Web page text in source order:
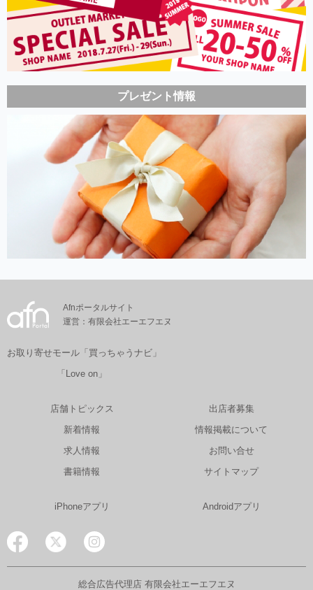
プレゼント情報
Afnポータルサイト
運営：有限会社エーエフエヌ
お取り寄せモール「買っちゃうナビ」
「Love on」
店舗トピックス
新着情報
求人情報
書籍情報
出店者募集
情報掲載について
お問い合せ
サイトマップ
iPhoneアプリ Androidアプリ
総合広告代理店 有限会社エーエフエヌ